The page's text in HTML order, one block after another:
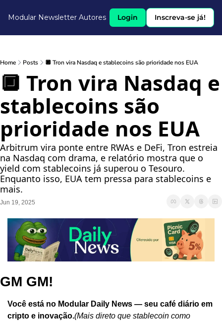
Modular Newsletter Autores Login Inscreva-se já!
Home Posts 🔲 Tron vira Nasdaq e stablecoins são prioridade nos EUA
🔲 Tron vira Nasdaq e
stablecoins são
prioridade nos EUA
Arbitrum vira ponte entre RWAs e DeFi, Tron estreia
na Nasdaq com drama, e relatório mostra que o
yield com stablecoins já superou o Tesouro.
Enquanto isso, EUA tem pressa para stablecoins e
mais.
Jun 19, 2025
GM GM!
Você está no Modular Daily News — seu café diário em
cripto e inovação.(Mais direto que stablecoin como